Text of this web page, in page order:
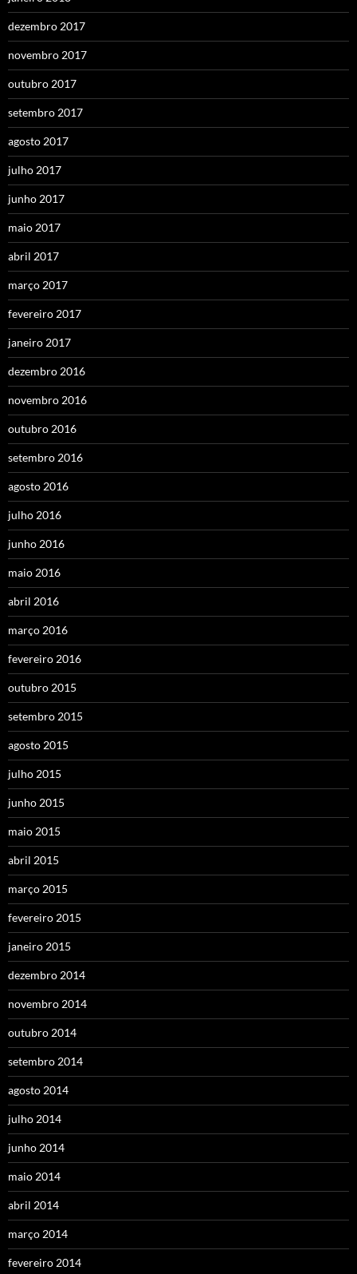
dezembro 2017
novembro 2017
outubro 2017
setembro 2017
agosto 2017
julho 2017
junho 2017
maio 2017
abril 2017
março 2017
fevereiro 2017
janeiro 2017
dezembro 2016
novembro 2016
outubro 2016
setembro 2016
agosto 2016
julho 2016
junho 2016
maio 2016
abril 2016
março 2016
fevereiro 2016
outubro 2015
setembro 2015
agosto 2015
julho 2015
junho 2015
maio 2015
abril 2015
março 2015
fevereiro 2015
janeiro 2015
dezembro 2014
novembro 2014
outubro 2014
setembro 2014
agosto 2014
julho 2014
junho 2014
maio 2014
abril 2014
março 2014
fevereiro 2014